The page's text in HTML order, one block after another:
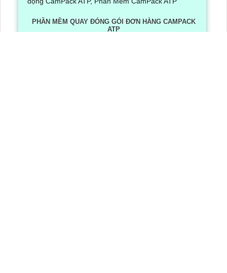
PHẦN MỀM QUAY ĐÓNG GÓI ĐƠN HÀNG CAMPACK
ATP